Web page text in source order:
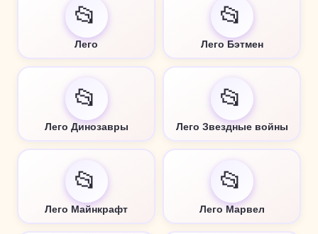
📂
Лего
📂
Лего Бэтмен
📂
Лего Динозавры
📂
Лего Звездные войны
📂
Лего Майнкрафт
📂
Лего Марвел